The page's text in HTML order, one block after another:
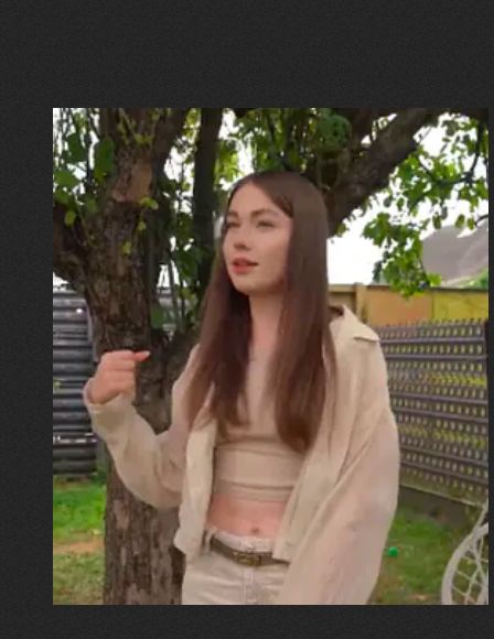
30.07.2026
Калина, Дарина та Віра Папроцькі
"Хвиля була, як від моря,
прозора і велика… Я ледве
встигла схопити племінницю"